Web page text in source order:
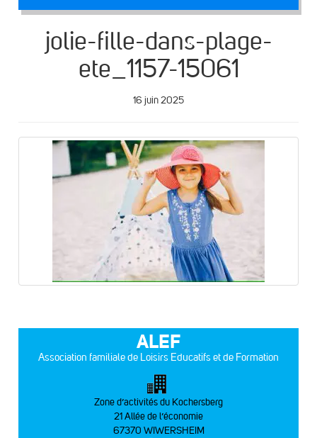
jolie-fille-dans-plage-
ete_1157-15061
16 juin 2025
ALEF
Association familiale de Loisirs Educatifs et de Formation
Zone d’activités du Kochersberg
21 Allée de l’économie
67370 WIWERSHEIM